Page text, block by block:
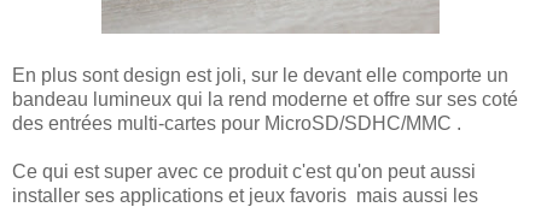
En plus sont design est joli, sur le devant elle comporte un
bandeau lumineux qui la rend moderne et offre sur ses coté
des entrées multi-cartes pour MicroSD/SDHC/MMC .
Ce qui est super avec ce produit c'est qu'on peut aussi
installer ses applications et jeux favoris mais aussi les